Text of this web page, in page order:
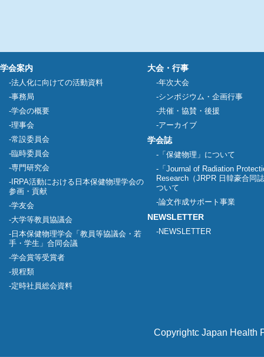
学会案内
法人化に向けての活動資料
事務局
学会の概要
理事会
常設委員会
臨時委員会
専門研究会
IRPA活動における日本保健物理学会の
参画・貢献
学友会
大学等教員協議会
日本保健物理学会「教員等協議会・若
手・学生」合同会議
学会賞等受賞者
規程類
定時社員総会資料
大会・行事
年次大会
シンポジウム・企画行事
共催・協賛・後援
アーカイブ
学会誌
「保健物理」について
「Journal of Radiation
Research（JRPR 日韓豪合同
ついて
論文作成サポート事業
NEWSLETTER
NEWSLETTER
Copyrightc Japan Health